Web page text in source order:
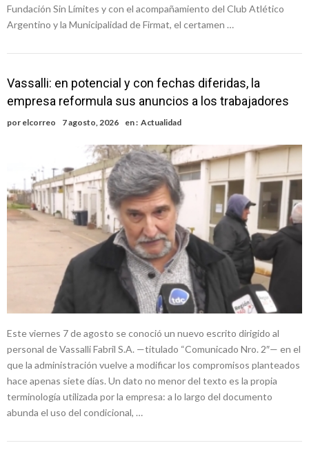
Fundación Sin Límites y con el acompañamiento del Club Atlético
Argentino y la Municipalidad de Firmat, el certamen …
Vassalli: en potencial y con fechas diferidas, la
empresa reformula sus anuncios a los trabajadores
por elcorreo 7 agosto, 2026 en : Actualidad
Este viernes 7 de agosto se conoció un nuevo escrito dirigido al
personal de Vassalli Fabril S.A. —titulado “Comunicado Nro. 2″— en el
que la administración vuelve a modificar los compromisos planteados
hace apenas siete días. Un dato no menor del texto es la propia
terminología utilizada por la empresa: a lo largo del documento
abunda el uso del condicional, …